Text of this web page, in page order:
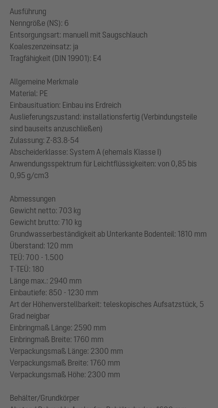
Ausführung
Nenngröße (NS): 6
Entsorgungsart: manuell mit Saugschlauch
Koaleszenzeinsatz: ja
Tragfähigkeit (DIN 19901): E4
Allgemeine Merkmale
Material: PE
Einbausituation: Einbau ins Erdreich
Auslieferungszustand: installationsfertig (Verbindungsteile
sind bauseits anzuschließen)
Zulassung: Z-83.8-54
Abscheiderklasse: System A (ehemals Klasse I)
Anwendungsspektrum für Leichtflüssigkeiten: von 0,85 bis
0,95 g/cm3
Abmessungen
Gewicht netto: 703 kg
Gewicht brutto: 710 kg
Grundwasserbeständigkeit ab Unterkante Bodenteil: 1810 mm
Überstand: 120 mm
TEÜ: 700 - 1.500
T-TEÜ: 180
Länge max.: 2940 mm
Einbautiefe: 850 - 1230 mm
Art der Höhenverstellbarkeit: teleskopisches Aufsatzstück, 5
Grad neigbar
Einbringmaß Länge: 2590 mm
Einbringmaß Breite: 1760 mm
Verpackungsmaß Länge: 2300 mm
Verpackungsmaß Breite: 1760 mm
Verpackungsmaß Höhe: 2300 mm
Behälter/Grundkörper